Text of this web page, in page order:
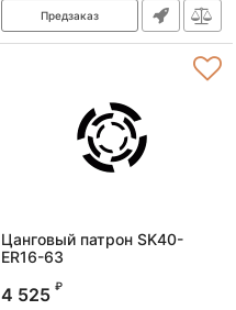
Предзаказ
Цанговый патрон SK40-
ER16-63
SK40-ER16-63
4 525 ₽